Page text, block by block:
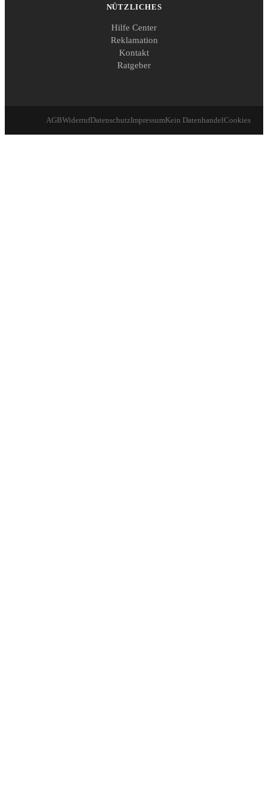
NÜTZLICHES
Hilfe Center
Reklamation
Kontakt
Ratgeber
AGBWiderrufDatenschutzImpressumKein DatenhandelCookies